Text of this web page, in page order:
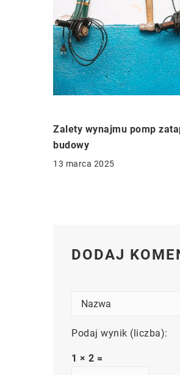
Zalety wynajmu pomp
budowy
13 marca 2025
DODAJ
Podaj wynik (liczba):
1 × 2 =